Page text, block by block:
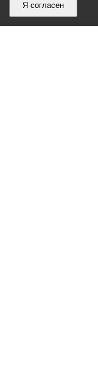
Я согласен